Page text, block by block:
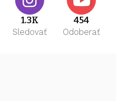
1.3K
Sledovať
454
Odoberať